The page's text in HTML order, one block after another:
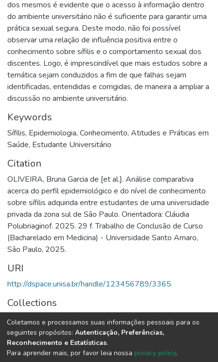
dos mesmos é evidente que o acesso à informação dentro
do ambiente universitário não é suficiente para garantir uma
prática sexual segura. Deste modo, não foi possível
observar uma relação de influência positiva entre o
conhecimento sobre sífilis e o comportamento sexual dos
discentes. Logo, é imprescindível que mais estudos sobre a
temática sejam conduzidos a fim de que falhas sejam
identificadas, entendidas e corrigidas, de maneira a ampliar a
discussão no ambiente universitário.
Keywords
Sífilis, Epidemiologia, Conhecimento, Atitudes e Práticas em
Saúde, Estudante Universitário
Citation
OLIVEIRA, Bruna Garcia de [et al.]. Análise comparativa
acerca do perfil epidemiológico e do nível de conhecimento
sobre sífilis adquirida entre estudantes de uma universidade
privada da zona sul de São Paulo. Orientadora: Cláudia
Polubriaginof. 2025. 29 f. Trabalho de Conclusão de Curso
(Bacharelado em Medicina) - Universidade Santo Amaro,
São Paulo, 2025.
URI
http://dspace.unisa.br/handle/123456789/3365
Collections
Medicina
Full item page
Coletamos e processamos suas informações pessoais para os
seguintes propósitos: Autenticação, Preferências,
Reconhecimento e Estatísticas.
Para aprender mais, por favor leia nossa privacy policy.